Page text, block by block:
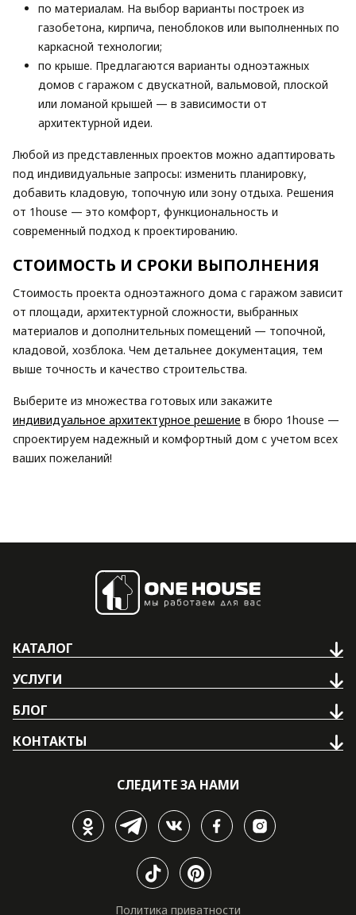
по материалам. На выбор варианты построек из
газобетона, кирпича, пеноблоков или выполненных по
каркасной технологии;
по крыше. Предлагаются варианты одноэтажных
домов с гаражом с двускатной, вальмовой, плоской
или ломаной крышей — в зависимости от
архитектурной идеи.
Любой из представленных проектов можно адаптировать
под индивидуальные запросы: изменить планировку,
добавить кладовую, топочную или зону отдыха. Решения
от 1house — это комфорт, функциональность и
современный подход к проектированию.
СТОИМОСТЬ И СРОКИ ВЫПОЛНЕНИЯ
Стоимость проекта одноэтажного дома с гаражом зависит
от площади, архитектурной сложности, выбранных
материалов и дополнительных помещений — топочной,
кладовой, хозблока. Чем детальнее документация, тем
выше точность и качество строительства.
Выберите из множества готовых или закажите
индивидуальное архитектурное решение в бюро 1house —
спроектируем надежный и комфортный дом с учетом всех
ваших пожеланий!
КАТАЛОГ
УСЛУГИ
БЛОГ
КОНТАКТЫ
СЛЕДИТЕ ЗА НАМИ
Политика приватности